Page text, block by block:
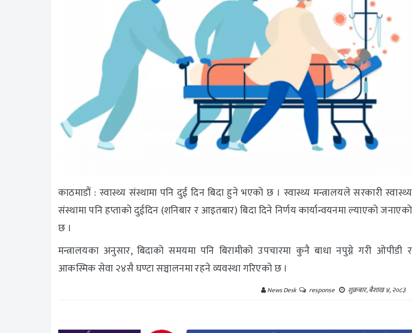
काठमाडौं : स्वास्थ्य संस्थामा पनि दुई दिन बिदा हुने भएको छ । स्वास्थ्य मन्त्रालयले सरकारी स्वास्थ्य
संस्थामा पनि हप्ताको दुईदिन (शनिबार र आइतबार) बिदा दिने निर्णय कार्यान्वयनमा ल्याएको जनाएको
छ ।
मन्त्रालयका अनुसार, बिदाको समयमा पनि बिरामीको उपचारमा कुनै बाधा नपुग्ने गरी ओपीडी र
आकस्मिक सेवा २४सै घण्टा सञ्चालनमा रहने व्यवस्था गरिएको छ ।
News Desk response शुक्रबार, बैशाख ४, २०८३